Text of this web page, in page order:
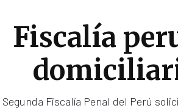
Fiscalía
Segunda Fiscalía Penal del Perú